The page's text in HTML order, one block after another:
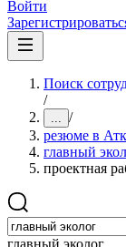
Войти
Поиск
/
... /
резюме в
главный
проектная
главный эколог